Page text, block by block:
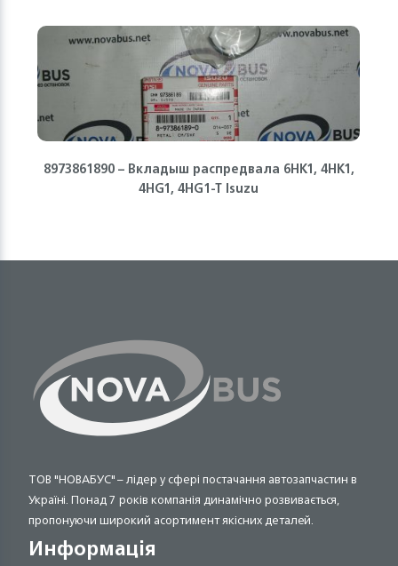
8973861890 – Вкладыш распредвала 6HK1, 4HK1,
4HG1, 4HG1-T Isuzu
ТОВ "НОВАБУС" – лідер у сфері постачання автозапчастин в
Україні. Понад 7 років компанія динамічно розвивається,
пропонуючи широкий асортимент якісних деталей.
Информація